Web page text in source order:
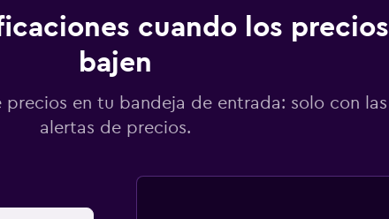
cuando los precios
bajen
precios en tu bandeja de entrada: solo con las
alertas de precios.